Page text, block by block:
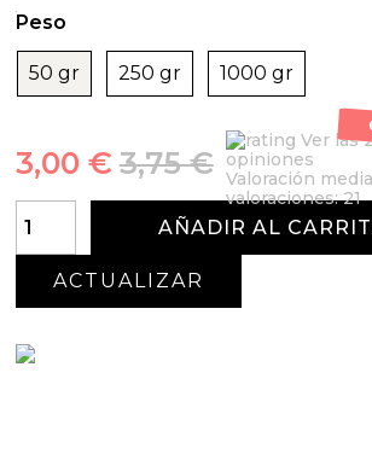
Peso
50 gr 250 gr 1000 gr
3,75 €
3,00 €
Ver las
opiniones
Valoración
valoraciones:21
AÑADIR AL